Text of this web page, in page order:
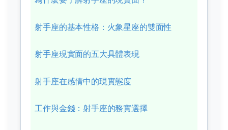
射手座的基本性格：火象星座的雙面性
射手座現實面的五大具體表現
射手座在感情中的現實態度
工作與金錢：射手座的務實選擇